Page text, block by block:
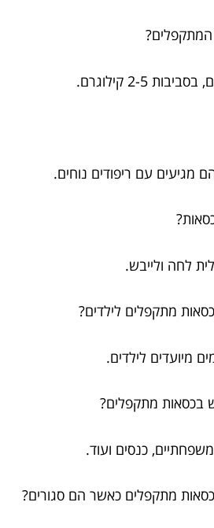
2-5 קילוגרם.
מגיעים עם ריפודים נוחים.
לחה ולייבש.
מיועדים לילדים.
כנסים ועוד.